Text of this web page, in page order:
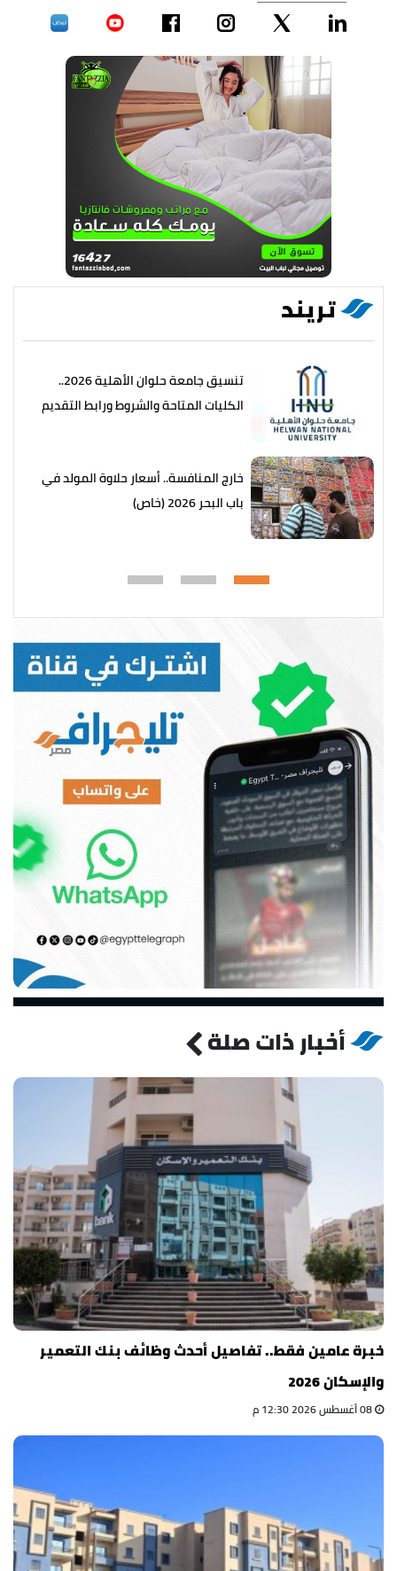
تريند
تنسيق جامعة حلوان الأهلية 2026..
الكليات المتاحة والشروط ورابط التقديم
خارج المنافسة.. أسعار حلاوة المولد في
باب البحر 2026 (خاص)
أخبار ذات صلة
خبرة عامين فقط.. تفاصيل أحدث وظائف بنك التعمير
والإسكان 2026